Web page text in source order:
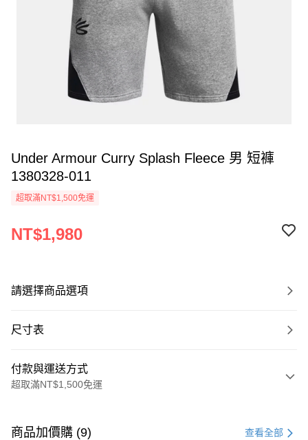
Under Armour Curry Splash Fleece 男 短褲
1380328-011
超取滿NT$1,500免運
NT$1,980
請選擇商品選項
尺寸表
付款與運送方式
超取滿NT$1,500免運
信用卡一次付款
商品加價購 (9) 查看全部